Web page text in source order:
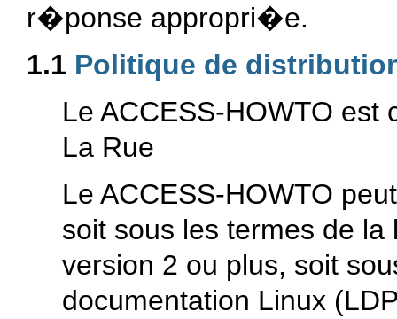
r�ponse appropri�e.
1.1 Politique de
Le ACCESS-HOWTO est
La Rue
Le ACCESS-HOWTO
soit sous les termes de
version 2 ou plus, soit
documentation Linux